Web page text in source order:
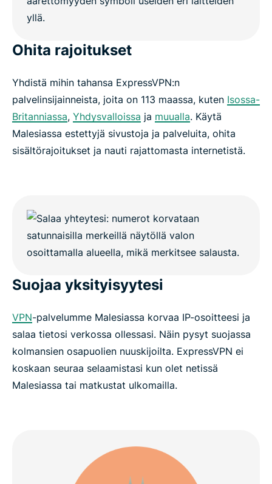
Ohita rajoitukset
Yhdistä mihin tahansa ExpressVPN:n
palvelinsijainneista, joita on 113 maassa, kuten Isossa-
Britanniassa, Yhdysvalloissa ja muualla. Käytä
Malesiassa estettyjä sivustoja ja palveluita, ohita
sisältörajoitukset ja nauti rajattomasta internetistä.
Suojaa yksityisyytesi
VPN-palvelumme Malesiassa korvaa IP-osoitteesi ja
salaa tietosi verkossa ollessasi. Näin pysyt suojassa
kolmansien osapuolien nuuskijoilta. ExpressVPN ei
koskaan seuraa selaamistasi kun olet netissä
Malesiassa tai matkustat ulkomailla.